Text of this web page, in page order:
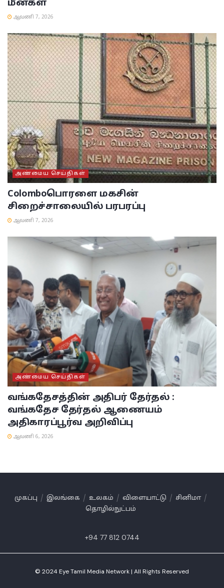
மீன்கள்
ஆவணி 7, 2026
அண்மைய செய்திகள்
Colomboபொரளை மகசின்
சிறைச்சாலையில் பரபரப்பு
ஆவணி 7, 2026
அண்மைய செய்திகள்
வங்கதேசத்தின் அதிபர் தேர்தல் :
வங்கதேச தேர்தல் ஆணையம்
அதிகாரப்பூர்வ அறிவிப்பு
ஆவணி 6, 2026
முகப்பு இலங்கை உலகம் விளையாட்டு
சினிமா
தொழில்நுட்பம்
+94 77 812 0744
© 2024 Eye Tamil Media Network | All Rights Reserved